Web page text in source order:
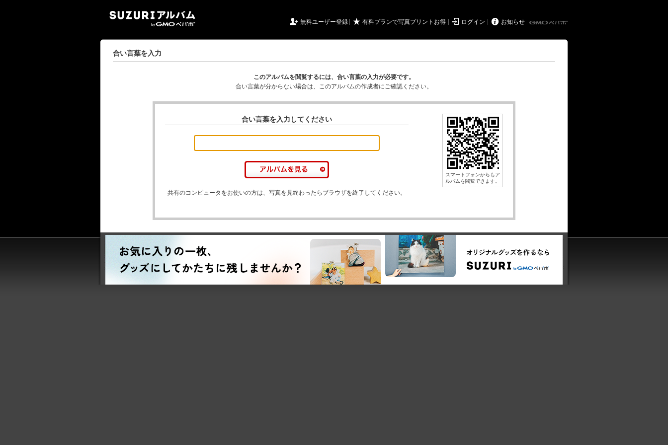
 無料ユーザー登録 ★ 有料プランで写真プリントお得  ログイン  お知らせ
合い言葉を入力
このアルバムを閲覧するには、合い言葉の入力が必要です。
合い言葉が分からない場合は、このアルバムの作成者にご確認ください。
合い言葉を入力してください
共有のコンピュータをお使いの方は、写真を見終わったらブラウザを終了してください。
スマートフォンからもア
ルバムを閲覧できます。